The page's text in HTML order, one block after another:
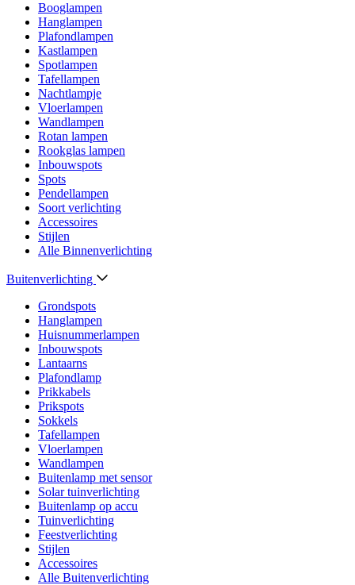
Booglampen
Hanglampen
Plafondlampen
Kastlampen
Spotlampen
Tafellampen
Nachtlampje
Vloerlampen
Wandlampen
Rotan lampen
Rookglas lampen
Inbouwspots
Spots
Pendellampen
Soort verlichting
Accessoires
Stijlen
Alle Binnenverlichting
Buitenverlichting
Grondspots
Hanglampen
Huisnummerlampen
Inbouwspots
Lantaarns
Plafondlamp
Prikkabels
Prikspots
Sokkels
Tafellampen
Vloerlampen
Wandlampen
Buitenlamp met sensor
Solar tuinverlichting
Buitenlamp op accu
Tuinverlichting
Feestverlichting
Stijlen
Accessoires
Alle Buitenverlichting